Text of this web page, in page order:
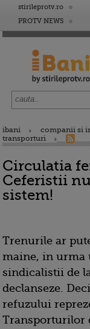
stirileprotv.ro
PROTV NEWS
ibani
companii si
transporturi
Circulatia
Ceferistii
sistem!
Trenurile ar
maine, in urma
sindicalistii de
declanseze.
refuzului
Transporturilor